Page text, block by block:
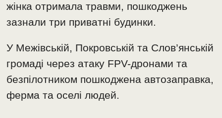
жінка отримала травми, пошкоджень
зазнали три приватні будинки.
У Межівській, Покровській та Слов’янській
громаді через атаку FPV-дронами та
безпілотником пошкоджена автозаправка,
ферма та оселі людей.